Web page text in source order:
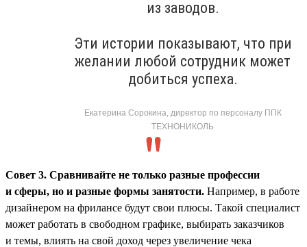
из заводов.
Эти истории показывают, что при
желании любой сотрудник может
добиться успеха.
Екатерина Сорокина, директор по персоналу ППК
ТЕХНОНИКОЛЬ
Совет 3. Сравнивайте не только разные профессии
и сферы, но и разные формы занятости. Например, в работе
дизайнером на фрилансе будут свои плюсы. Такой специалист
может работать в свободном графике, выбирать заказчиков
и темы, влиять на свой доход через увеличение чека